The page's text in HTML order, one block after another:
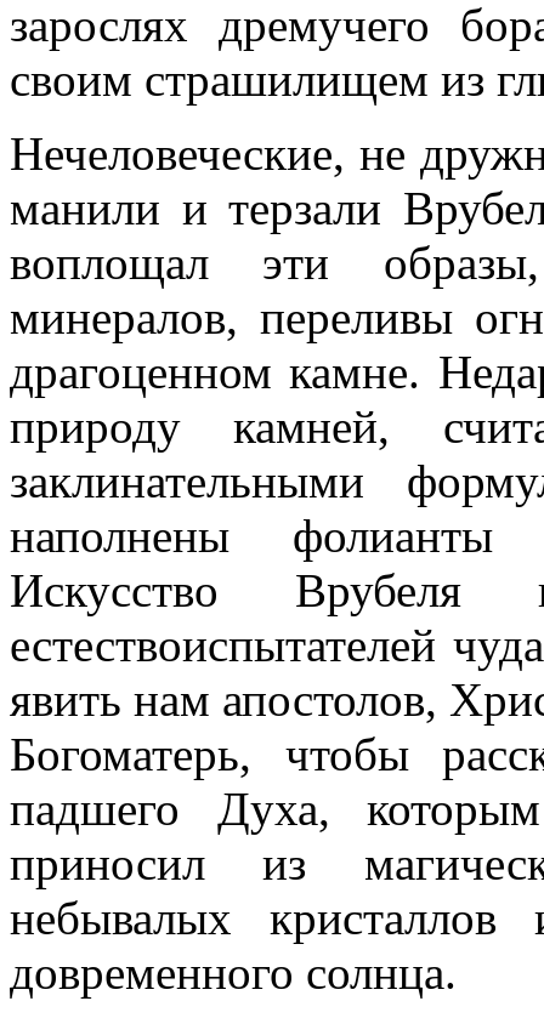
зарослях дремучего
своим страшилищем из
Нечеловеческие, не
манили и терзали
воплощал эти
минералов, переливы
драгоценном камне.
природу камней,
заклинательными
наполнены фолианты
Искусство Врубеля
естествоиспытателей
явить нам апостолов,
Богоматерь, чтобы
падшего Духа,
приносил из
небывалых
довременного солнца.